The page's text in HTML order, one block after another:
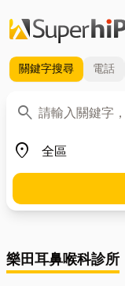
關鍵字搜尋 電話
search
關鍵字
place
地區
樂田耳鼻喉科診所